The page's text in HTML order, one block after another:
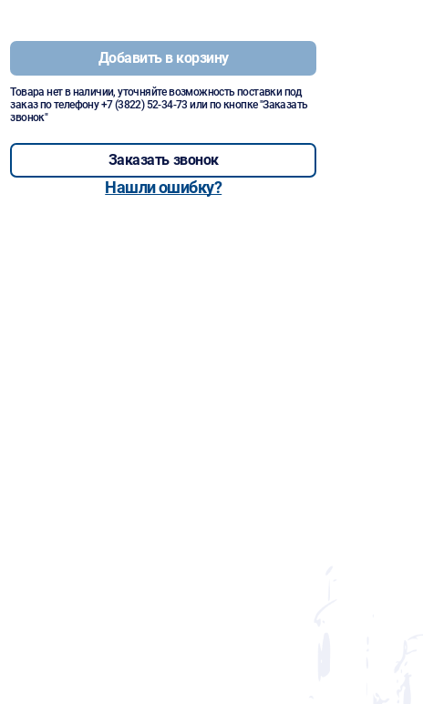
Добавить в корзину
Товара нет в наличии, уточняйте возможность поставки под
заказ по телефону+7 (3822) 52-34-73 или по кнопке "Заказать
звонок"
Заказать звонок
Нашли ошибку?